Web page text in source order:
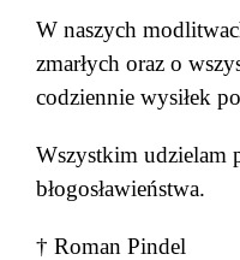
W naszych
zmarłych oraz o
codziennie wysiłek
Wszystkim udzielam
błogosławieństwa.
† Roman Pindel